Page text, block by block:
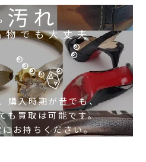
汚れ
物でも大丈夫
購入時期が昔でも、
も買取は可能です。
お持ちください。